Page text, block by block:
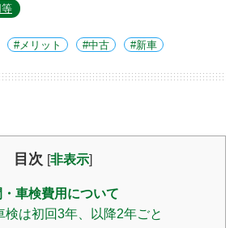
メリット 中古 新車
目次 [非表示]
車検費用について
検は初回3年、以降2年ごと